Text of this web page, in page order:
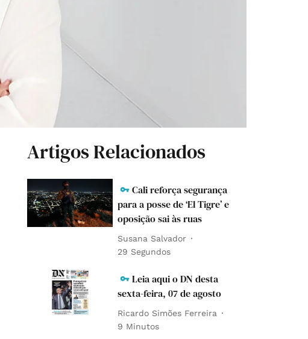
Artigos Relacionados
Cali reforça segurança
para a posse de ‘El Tigre’ e
oposição sai às ruas
Susana Salvador
30 Segundos
Leia aqui o DN desta
sexta-feira, 07 de agosto
Ricardo Simões Ferreira
9 Minutos